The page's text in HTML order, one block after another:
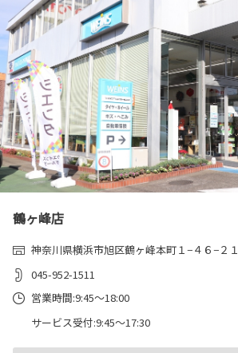
鶴ヶ峰店
神奈川県横浜市旭区鶴ヶ峰本町１−４６−２１
045-952-1511
営業時間:9:45～18:00
サービス受付:9:45～17:30